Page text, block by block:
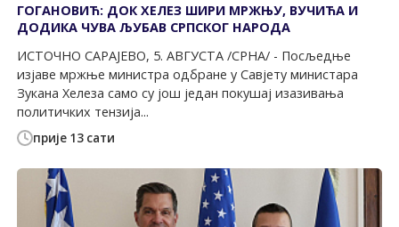
прије 13 сати
ГОГАНОВИЋ: ДОК ХЕЛЕЗ ШИРИ МРЖЊУ, ВУЧИЋА И
ДОДИКА ЧУВА ЉУБАВ СРПСКОГ НАРОДА
ИСТОЧНО САРАЈЕВО, 5. АВГУСТА /СРНА/ - Посљедње
изјаве мржње министра одбране у Савјету министара
Зукана Хелеза само су још један покушај изазивања
политичких тензија...